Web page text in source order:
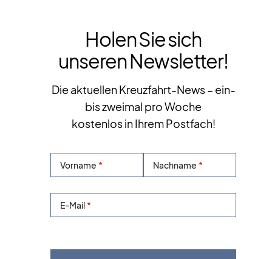
Holen Sie sich
unseren Newsletter!
Die aktuellen Kreuzfahrt-News – ein-
bis zweimal pro Woche
kostenlos in Ihrem Postfach!
Vorname Nachname
E-Mail